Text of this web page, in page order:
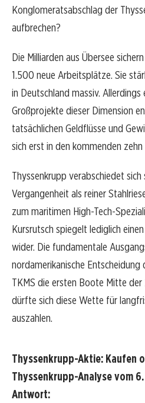
Konglomeratsabschlag der
aufbrechen?
Die Milliarden aus Übersee
1.500 neue Arbeitsplätze. Sie
in Deutschland massiv.
Großprojekte dieser Dimension
tatsächlichen Geldflüsse und
sich erst in den kommenden zehn
Thyssenkrupp verabschiedet
Vergangenheit als reiner
zum maritimen High-Tech-
Kursrutsch spiegelt lediglich
wider. Die fundamentale
nordamerikanische
TKMS die ersten Boote Mitte
dürfte sich diese Wette für
auszahlen.
Thyssenkrupp-Aktie: Kaufen
Thyssenkrupp-Analyse vom
Antwort: